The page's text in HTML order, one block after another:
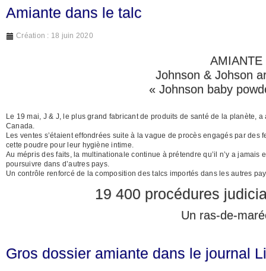
Amiante dans le talc
Création : 18 juin 2020
AMIANTE
Johnson & Johson
« Johnson baby
Le 19 mai, J & J, le plus grand fabricant de produits de santé de la planète,
Canada.
Les ventes s’étaient effondrées suite à la vague de procès engagés par des
cette poudre pour leur hygiène intime.
Au mépris des faits, la multinationale continue à prétendre qu’il n’y a
poursuivre dans d’autres pays.
Un contrôle renforcé de la composition des talcs importés dans les autres
19 400 procédures
Un ras-de-
Gros dossier amiante dans le journal